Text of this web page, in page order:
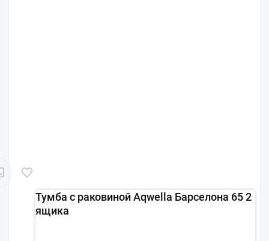
Тумба с раковиной Aqwella Барселона 65 2
ящика